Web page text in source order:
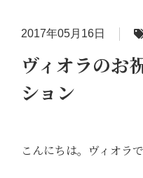
2017年05月16日
ヴィオラのお
ション
こんにちは。ヴィオラで